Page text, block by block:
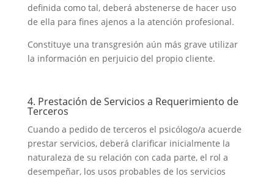
definida como tal, deberá abstenerse de hacer uso
de ella para fines ajenos a la atención profesional.
Constituye una transgresión aún más grave utilizar
la información en perjuicio del propio cliente.
4. Prestación de Servicios a Requerimiento de
Terceros
Cuando a pedido de terceros el psicólogo/a acuerde
prestar servicios, deberá clarificar inicialmente la
naturaleza de su relación con cada parte, el rol a
desempeñar, los usos probables de los servicios